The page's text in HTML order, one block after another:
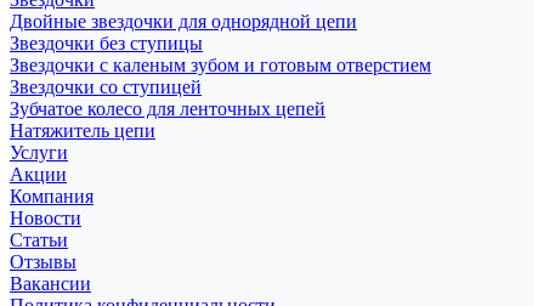
Двойные звездочки для однорядной цепи
Звездочки без ступицы
Звездочки с каленым зубом и готовым отверстием
Звездочки со ступицей
Зубчатое колесо для ленточных цепей
Натяжитель цепи
Услуги
Акции
Компания
Новости
Статьи
Отзывы
Вакансии